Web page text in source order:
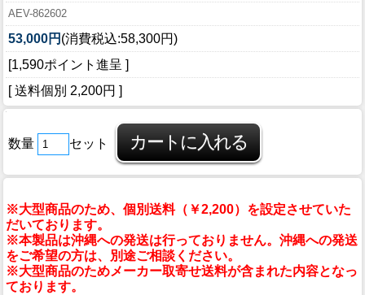
AEV-862602
53,000円 (消費税込:58,300円)
[1,590ポイント進呈 ]
[ 送料個別 2,200円 ]
数量 セット
※大型商品のため、個別送料（￥2,200）を設定させていた
だいております。
※本製品は沖縄への発送は行っておりません。沖縄への発送
をご希望の方は、別途ご相談ください。
※大型商品のためメーカー取寄せ送料が含まれた内容となっ
ております。